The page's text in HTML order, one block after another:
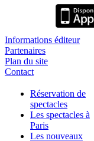
Informations éditeur
Partenaires
Plan du site
Contact
Réservation de
spectacles
Les spectacles à
Paris
Les nouveaux